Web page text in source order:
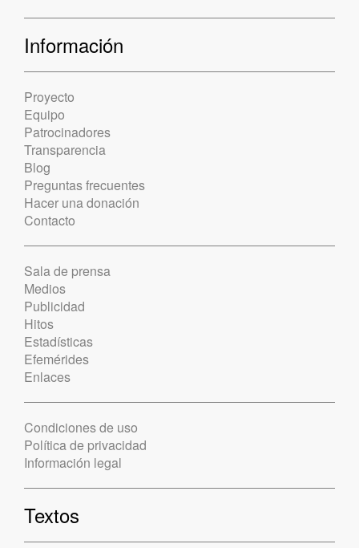
Información
Proyecto
Equipo
Patrocinadores
Transparencia
Blog
Preguntas frecuentes
Hacer una donación
Contacto
Sala de prensa
Medios
Publicidad
Hitos
Estadísticas
Efemérides
Enlaces
Condiciones de uso
Política de privacidad
Información legal
Textos